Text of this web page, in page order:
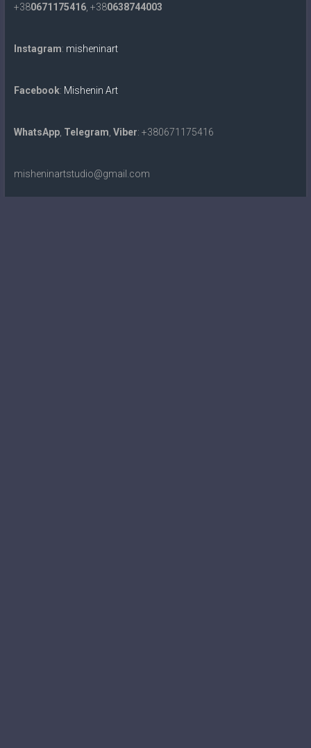
+380671175416, +380638744003
Instagram: misheninart
Facebook: Mishenin Art
WhatsApp, Telegram Viber: +380671175416
misheninartstudio@gmail.com